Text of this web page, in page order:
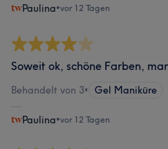
Paulina•vor 12 Tagen
Soweit ok, schöne Farben,
Behandelt von 3• Gel Maniküre
Paulina•vor 12 Tagen